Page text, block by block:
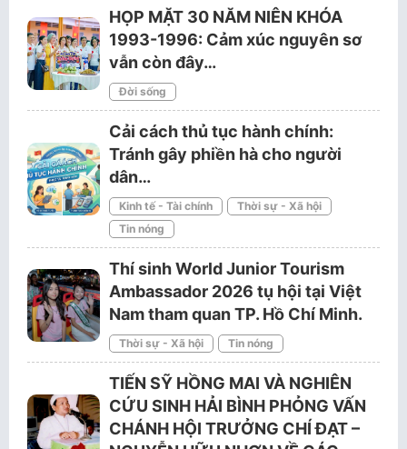
HỌP MẶT 30 NĂM NIÊN KHÓA
1993-1996: Cảm xúc nguyên sơ
vẫn còn đây…
Đời sống
Cải cách thủ tục hành chính:
Tránh gây phiền hà cho người
dân…
Kinh tế - Tài chính
Thời sự - Xã hội
Tin nóng
Thí sinh World Junior Tourism
Ambassador 2026 tụ hội tại Việt
Nam tham quan TP. Hồ Chí Minh.
Thời sự - Xã hội Tin nóng
TIẾN SỸ HỒNG MAI VÀ NGHIÊN
CỨU SINH HẢI BÌNH PHỎNG VẤN
CHÁNH HỘI TRƯỞNG CHÍ ĐẠT –